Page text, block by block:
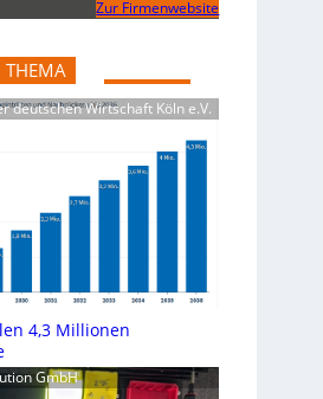
Zur Firmenwebsite
THEMA
deutschen Wirtschaft Köln e.V.
4,3 Millionen
GmbH